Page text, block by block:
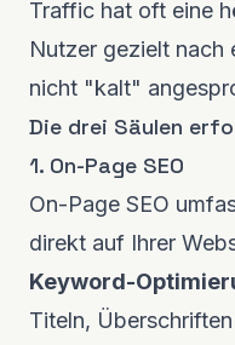
Traffic hat oft eine
Nutzer gezielt nach
nicht "kalt"
Die drei Säulen
1. On-Page SEO
On-Page SEO
direkt auf Ihrer
Keyword-
Titeln,